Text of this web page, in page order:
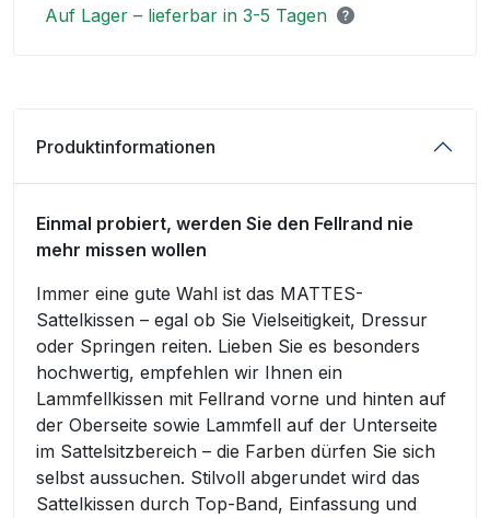
Auf Lager – lieferbar in 3-5 Tagen
Produktinformationen
Einmal probiert, werden Sie den Fellrand nie
mehr missen wollen
Immer eine gute Wahl ist das MATTES-
Sattelkissen – egal ob Sie Vielseitigkeit, Dressur
oder Springen reiten. Lieben Sie es besonders
hochwertig, empfehlen wir Ihnen ein
Lammfellkissen mit Fellrand vorne und hinten auf
der Oberseite sowie Lammfell auf der Unterseite
im Sattelsitzbereich – die Farben dürfen Sie sich
selbst aussuchen. Stilvoll abgerundet wird das
Sattelkissen durch Top-Band, Einfassung und